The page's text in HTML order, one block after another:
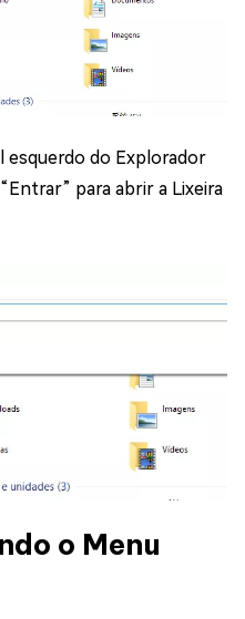
esquerdo do Explorador
para abrir a Lixeira
o Menu